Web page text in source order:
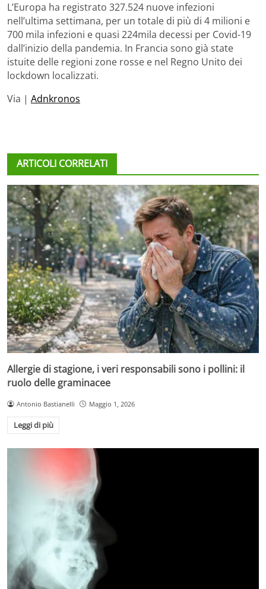
L’Europa ha registrato 327.524 nuove infezioni
nell’ultima settimana, per un totale di più di 4 milioni e
700 mila infezioni e quasi 224mila decessi per Covid-19
dall’inizio della pandemia. In Francia sono già state
istuite delle regioni zone rosse e nel Regno Unito dei
lockdown localizzati.
Via | Adnkronos
ARTICOLI CORRELATI
Allergie di stagione, i veri responsabili sono i pollini: il
ruolo delle graminacee
Antonio Bastianelli Maggio 1, 2026
Leggi di più